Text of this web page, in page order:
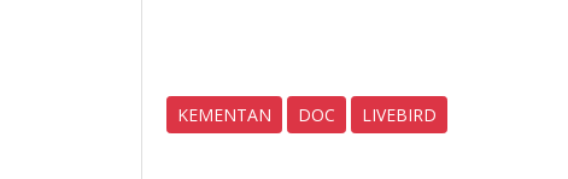
KEMENTAN DOC LIVEBIRD